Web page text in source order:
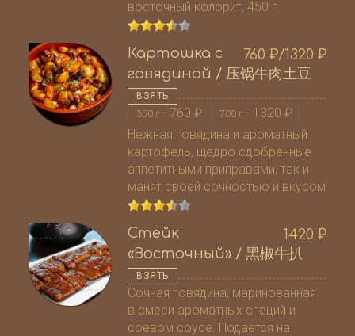
восточный колорит, 450 г
760 ₽/1320 ₽
Картошка с
говядиной / 压锅牛肉土豆
ВЗЯТЬ
350 г -760₽ 700 г - 1320₽
Нежная говядина и ароматный
картофель, щедро сдобренные
аппетитными приправами, так и
манят своей сочностью и вкусом
1420 ₽
Стейк
«Восточный» / 黑椒牛扒
ВЗЯТЬ
Сочная говядина, маринованная
в смеси ароматных специй и
соевом соусе. Подаётся на